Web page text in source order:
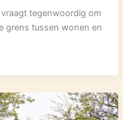
tegenwoordig om
grens tussen wonen en